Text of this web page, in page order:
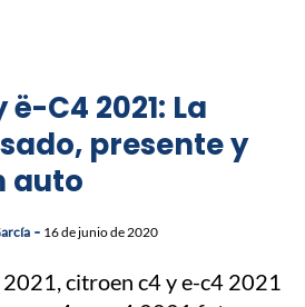
C4 2021: La
presente y
auto
16 de junio de 2020